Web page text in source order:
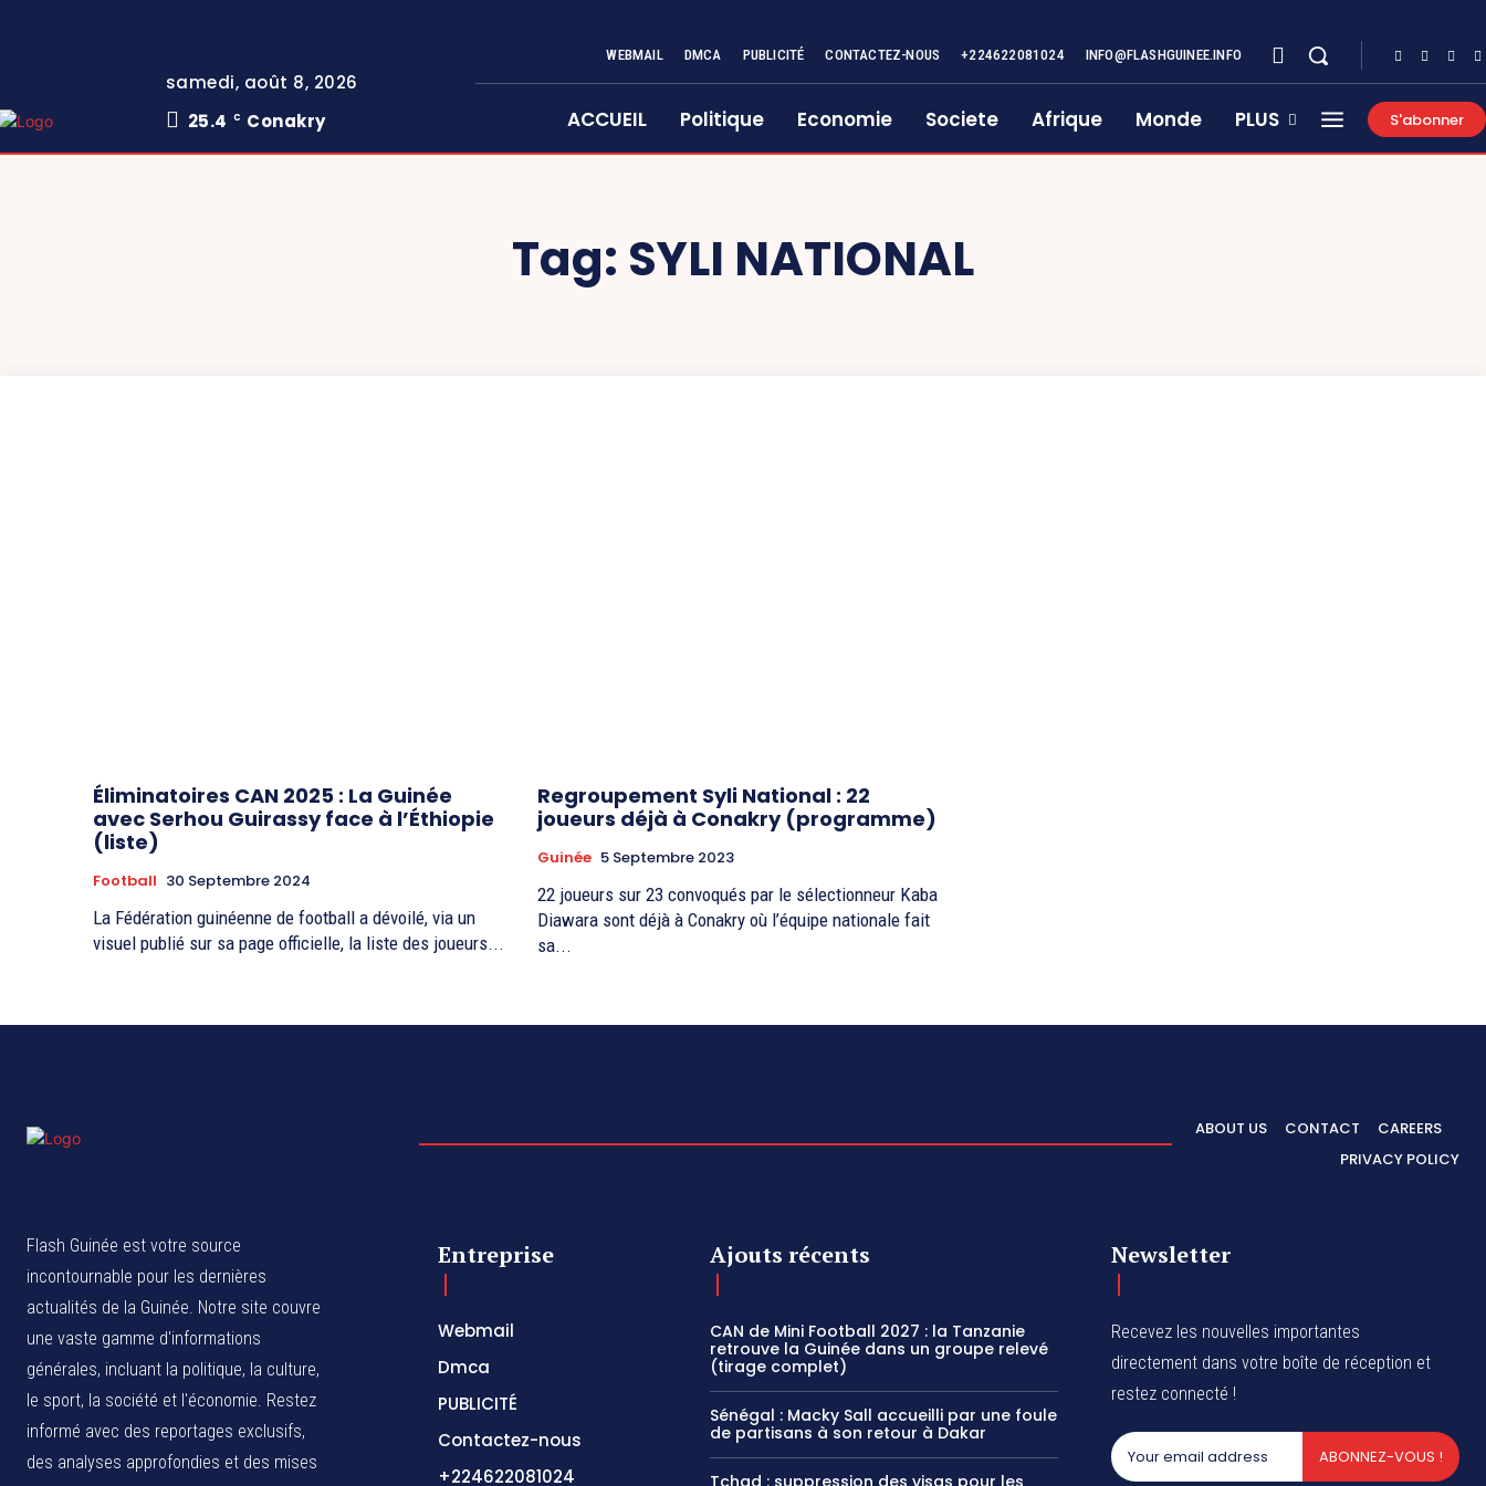
samedi, août 8, 2026
25.4
C Conakry
WEBMAIL DMCA PUBLICITÉ CONTACTEZ-NOUS +224622081024 INFO@FLASHGUINEE.INFO
ACCUEIL Politique Economie Societe Afrique Monde PLUS S'abonner
Tag: SYLI NATIONAL
Éliminatoires CAN 2025 : La Guinée
avec Serhou Guirassy face à l’Éthiopie
(liste)
Football 30 Septembre 2024
La Fédération guinéenne de football a dévoilé, via un
visuel publié sur sa page officielle, la liste des joueurs...
Regroupement Syli National : 22
joueurs déjà à Conakry (programme)
Guinée 5 Septembre 2023
22 joueurs sur 23 convoqués par le sélectionneur Kaba
Diawara sont déjà à Conakry où l’équipe nationale fait
sa...
ABOUT US CONTACT
CAREERS
PRIVACY POLICY
Flash Guinée est votre source
incontournable pour les dernières
actualités de la Guinée. Notre site couvre
une vaste gamme d'informations
générales, incluant la politique, la culture,
le sport, la société et l'économie. Restez
informé avec des reportages exclusifs,
des analyses approfondies et des mises
Entreprise
Webmail
Dmca
PUBLICITÉ
Contactez-nous
+224622081024
Ajouts récents
CAN de Mini Football 2027 : la Tanzanie
retrouve la Guinée dans un groupe relevé
(tirage complet)
Sénégal : Macky Sall accueilli par une foule
de partisans à son retour à Dakar
Newsletter
Recevez les nouvelles importantes
directement dans votre boîte de réception et
restez connecté !
ABONNEZ-VOUS !